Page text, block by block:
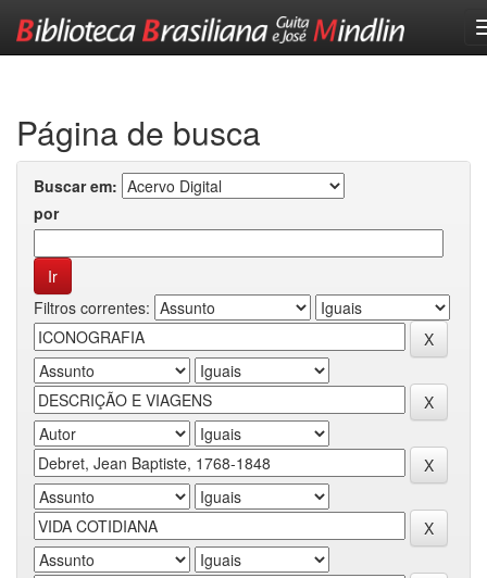
Página de busca
Buscar em:
por
Filtros correntes: